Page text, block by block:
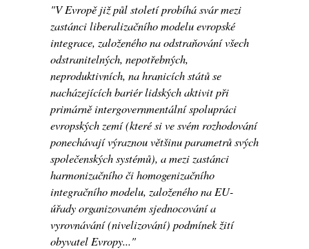
"V Evropě již půl století probíhá svár mezi
zastánci liberalizačního modelu evropské
integrace, založeného na odstraňování všech
odstranitelných, nepotřebných,
neproduktivních, na hranicích států se
nacházejících bariér lidských aktivit při
primárně intergovernmentální spolupráci
evropských zemí (které si ve svém rozhodování
ponechávají výraznou většinu parametrů svých
společenských systémů), a mezi zastánci
harmonizačního či homogenizačního
integračního modelu, založeného na EU-
úřady organizovaném sjednocování a
vyrovnávání (nivelizování) podmínek žití
obyvatel Evropy..."